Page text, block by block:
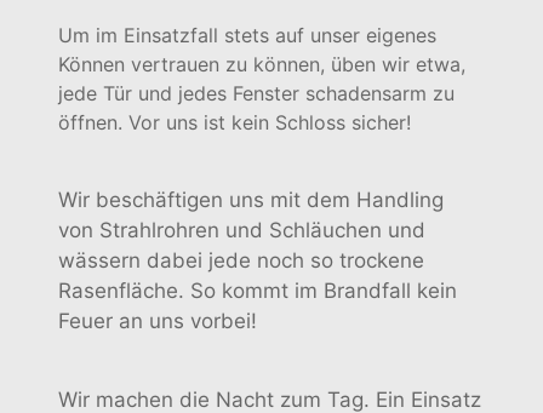
Um im Einsatzfall stets auf unser eigenes
Können vertrauen zu können, üben wir etwa,
jede Tür und jedes Fenster schadensarm zu
öffnen. Vor uns ist kein Schloss sicher!
Wir beschäftigen uns mit dem Handling
von Strahlrohren und Schläuchen und
wässern dabei jede noch so trockene
Rasenfläche. So kommt im Brandfall kein
Feuer an uns vorbei!
Wir machen die Nacht zum Tag. Ein Einsatz